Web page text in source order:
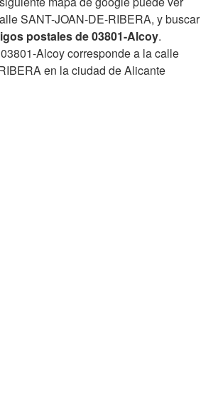
SANT-JOAN-DE-RIBERA, y buscar
postales de 03801-Alcoy.
03801-Alcoy corresponde a la calle
en la ciudad de Alicante